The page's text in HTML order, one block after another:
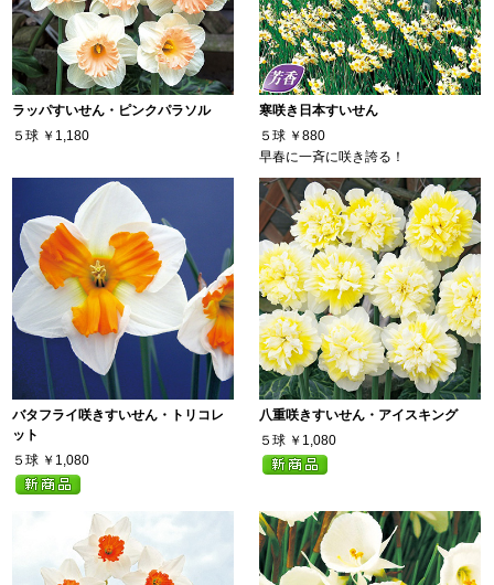
ラッパすいせん・ピンクパラソル
５球 ￥1,180
寒咲き日本すいせん
５球 ￥880
早春に一斉に咲き誇る！
バタフライ咲きすいせん・トリコレ
ット
５球 ￥1,080
八重咲きすいせん・アイスキング
５球 ￥1,080